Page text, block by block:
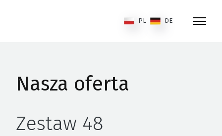
PL DE
Nasza oferta
Zestaw 48